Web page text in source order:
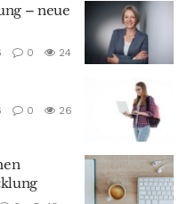
– neue
0 24
0 26